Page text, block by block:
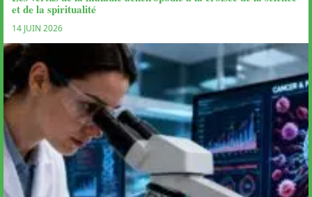
et de la spiritualité
14 JUIN 2026